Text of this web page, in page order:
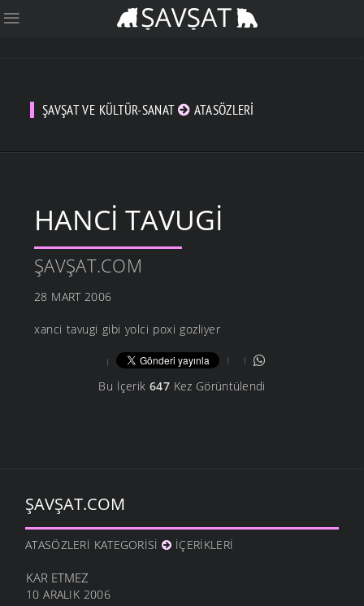
ŞAVŞAT VE KÜLTÜR-SANAT ATASÖZLERI
HANCI TAVUGI
ŞAVŞAT.COM
28 MART 2006
xanci tavugi gibi yolci poxi gozliyer
Bu İçerik 647Kez Görüntülendi
ŞAVŞAT.COM
ATASÖZLERI KATEGORISI İÇERIKLERI
KAR ETMEZ
10 ARALIK 2006